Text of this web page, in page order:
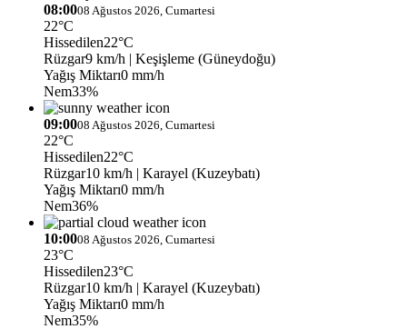
08:0008 Ağustos 2026, Cumartesi
22°C
Hissedilen22°C
Rüzgar9 km/h | Keşişleme (Güneydoğu)
Yağış Miktarı0 mm/h
Nem33%
09:0008 Ağustos 2026, Cumartesi
22°C
Hissedilen22°C
Rüzgar10 km/h | Karayel (Kuzeybatı)
Yağış Miktarı0 mm/h
Nem36%
10:0008 Ağustos 2026, Cumartesi
23°C
Hissedilen23°C
Rüzgar10 km/h | Karayel (Kuzeybatı)
Yağış Miktarı0 mm/h
Nem35%